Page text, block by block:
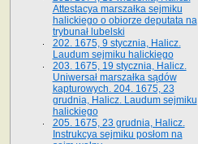
Attestacya marszałka sejmiku
halickiego o obiorze deputata na
trybunał lubelski
202. 1675, 9 stycznia, Halicz.
Laudum sejmiku halickiego
203. 1675, 19 stycznia, Halicz.
Uniwersał marszałka sądów
kapturowych. 204. 1675, 23
grudnia, Halicz. Laudum sejmiku
halickiego
205. 1675, 23 grudnia, Halicz.
Instrukcya sejmiku posłom na